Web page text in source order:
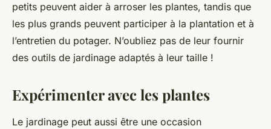
petits peuvent aider à arroser les plantes, tandis que
les plus grands peuvent participer à la plantation et à
l’entretien du potager. N’oubliez pas de leur fournir
des outils de jardinage adaptés à leur taille !
Expérimenter avec les plantes
Le jardinage peut aussi être une occasion